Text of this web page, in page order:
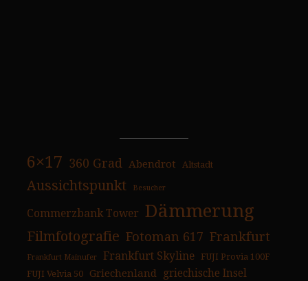
6×17 360 Grad Abendrot Altstadt
Aussichtspunkt Besucher
Commerzbank Tower Dämmerung
Filmfotografie Fotoman 617 Frankfurt
Frankfurt Mainufer Frankfurt Skyline
FUJI Provia 100F
FUJI Velvia 50
Griechenland griechische Insel